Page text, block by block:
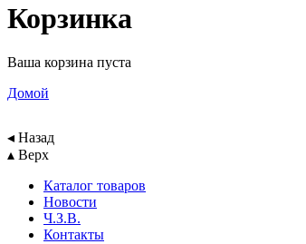
Корзинка
Ваша корзина пуста
Домой
◂ Назад
▴ Верх
Каталог товаров
Новости
Ч.З.В.
Контакты